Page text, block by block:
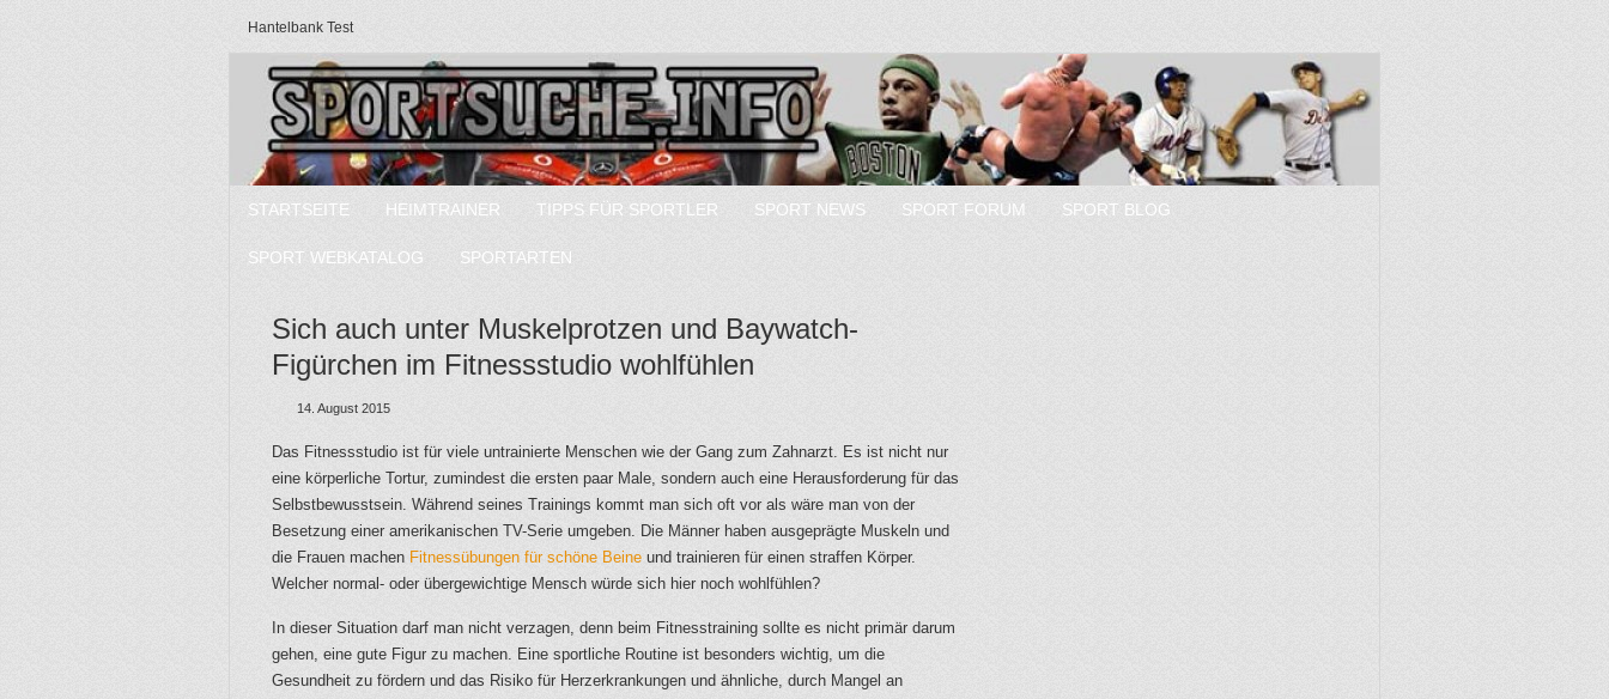
Hantelbank Test
STARTSEITE HEIMTRAINER TIPPS FÜR SPORTLER SPORT NEWS SPORT FORUM SPORT BLOG
SPORT WEBKATALOG SPORTARTEN
Sich auch unter Muskelprotzen und Baywatch-
Figürchen im Fitnessstudio wohlfühlen
14. August 2015
Das Fitnessstudio ist für viele untrainierte Menschen wie der Gang zum Zahnarzt. Es ist nicht nur
eine körperliche Tortur, zumindest die ersten paar Male, sondern auch eine Herausforderung für das
Selbstbewusstsein. Während seines Trainings kommt man sich oft vor als wäre man von der
Besetzung einer amerikanischen TV-Serie umgeben. Die Männer haben ausgeprägte Muskeln und
die Frauen machen Fitnessübungen für schöne Beine und trainieren für einen straffen Körper.
Welcher normal- oder übergewichtige Mensch würde sich hier noch wohlfühlen?
In dieser Situation darf man nicht verzagen, denn beim Fitnesstraining sollte es nicht primär darum
gehen, eine gute Figur zu machen. Eine sportliche Routine ist besonders wichtig, um die
Gesundheit zu fördern und das Risiko für Herzerkrankungen und ähnliche, durch Mangel an